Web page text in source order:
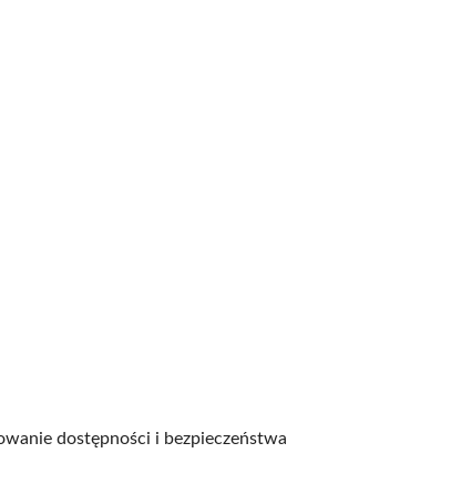
dostępności i bezpieczeństwa